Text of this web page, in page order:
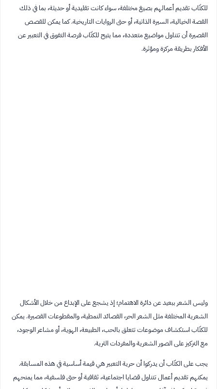
للكتّاب تقديم أعمالهم بصيغ مختلفة، سواء كانت تقليدية أو حديثة، بما في ذلك
القصة الخيالية، السيرة الذاتية، أو حتى الروايات التاريخية. كما يمكن للقصص
القصيرة أن تتناول مواضيع متعددة، مما يتيح للكتّاب فرصة التفوق في التعبير عن
الأفكار بطريقة مركزة ومؤثرة.
وليس الشعر ببعيد عن دائرة الاهتمام؛ إذ يشجع على الإبداع من خلال الأشكال
الشعرية المختلفة مثل الشعر الحر، القصائد النمطية، والمقطوعات القصيرة. يمكن
للكتّاب استكشاف موضوعات تتعلق بالحب، الطبيعة، الهوية، أو مشاعر الوجود،
مع التركيز على الصور الشعرية والمفردات الثرية.
يجب على الكتّاب أن يدركوا أن حرية التعبير هي قيمة أساسية في هذه المسابقة.
يمكنهم تقديم أعمال تتناول قضايا اجتماعية، ثقافية أو حتى فلسفية، مما يمنحهم